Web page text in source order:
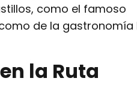
como el famoso
de la gastronomía
la Ruta